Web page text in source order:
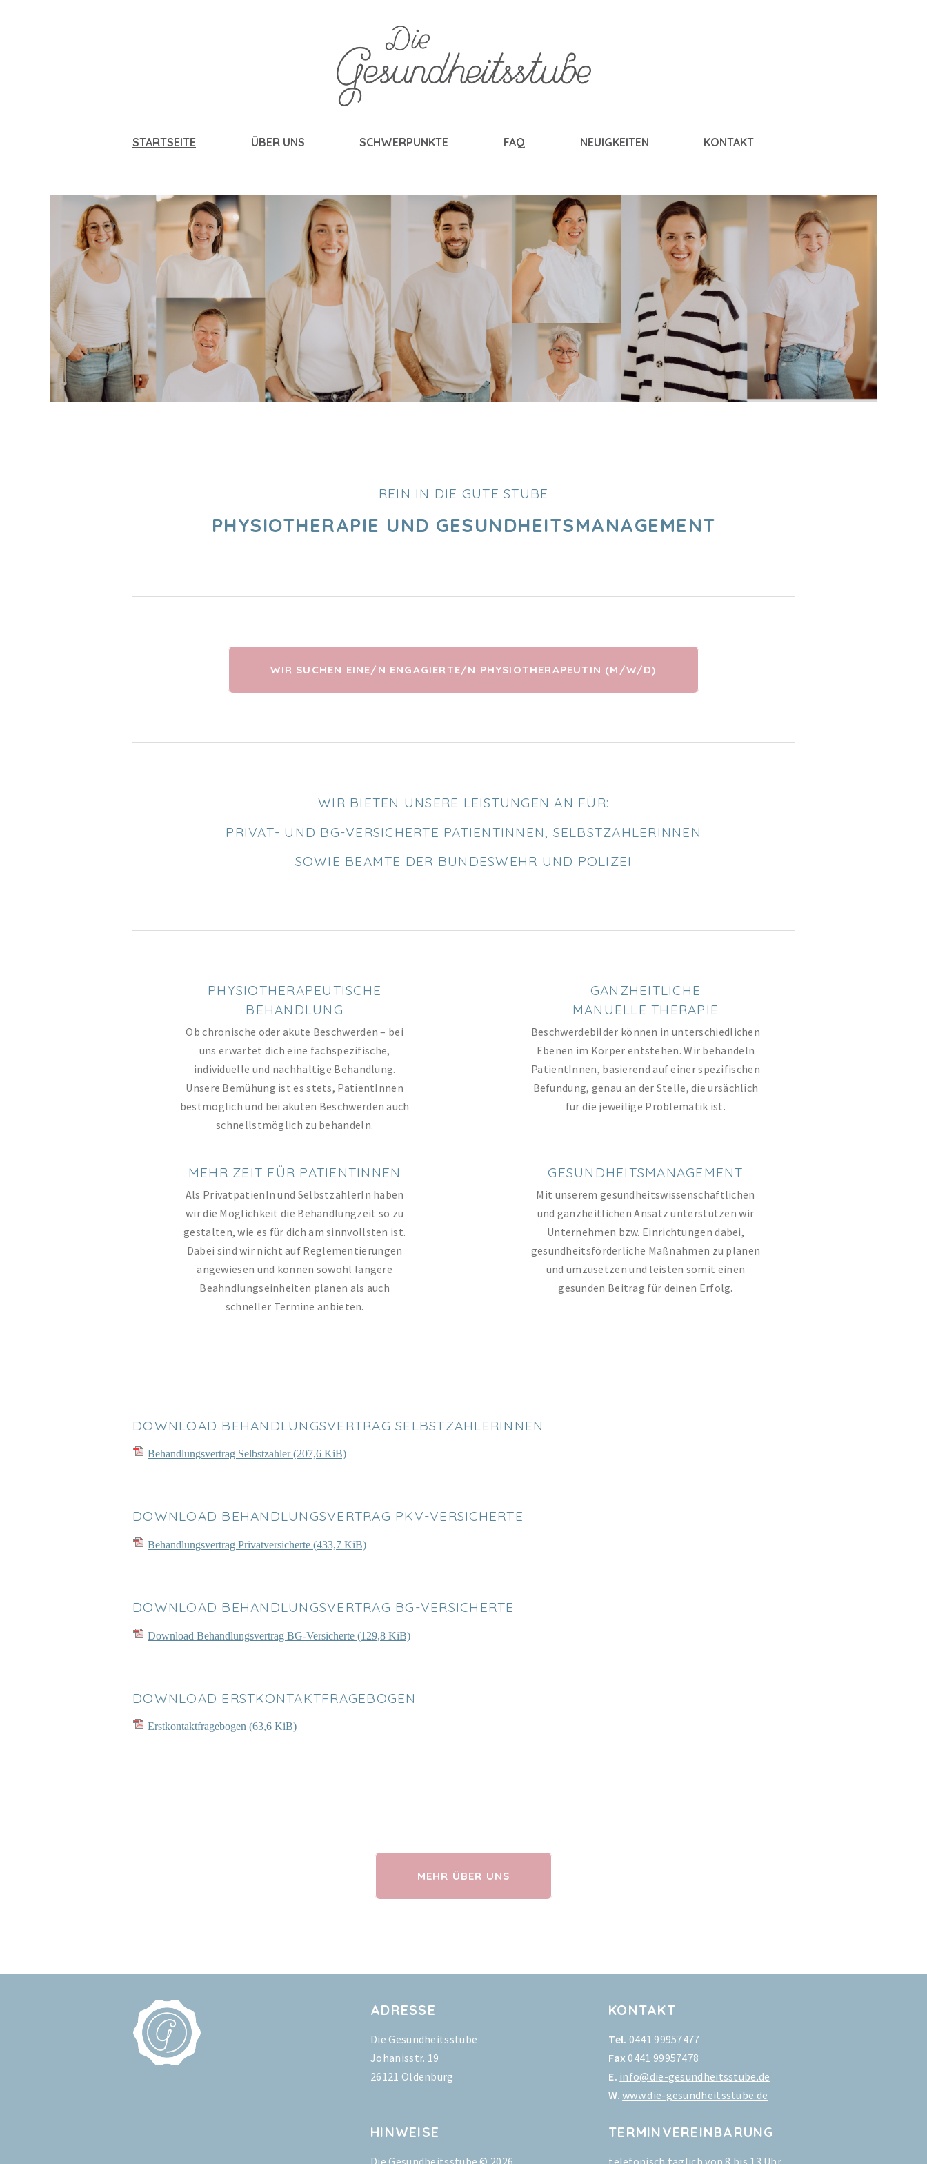
STARTSEITE ÜBER UNS SCHWERPUNKTE FAQ NEUIGKEITEN KONTAKT
REIN IN DIE GUTE STUBE
PHYSIOTHERAPIE UND GESUNDHEITSMANAGEMENT
WIR SUCHEN EINE/N ENGAGIERTE/N PHYSIOTHERAPEUTIN (M/W/D)
WIR BIETEN UNSERE LEISTUNGEN AN FÜR:
PRIVAT- UND BG-VERSICHERTE PATIENTINNEN, SELBSTZAHLERINNEN
SOWIE BEAMTE DER BUNDESWEHR UND POLIZEI
PHYSIOTHERAPEUTISCHE
BEHANDLUNG
Ob chronische oder akute Beschwerden – bei
uns erwartet dich eine fachspezifische,
individuelle und nachhaltige Behandlung.
Unsere Bemühung ist es stets, PatientInnen
bestmöglich und bei akuten Beschwerden auch
schnellstmöglich zu behandeln.
GANZHEITLICHE
MANUELLE THERAPIE
Beschwerdebilder können in unterschiedlichen
Ebenen im Körper entstehen. Wir behandeln
PatientInnen, basierend auf einer spezifischen
Befundung, genau an der Stelle, die ursächlich
für die jeweilige Problematik ist.
MEHR ZEIT FÜR PATIENTINNEN
Als PrivatpatienIn und SelbstzahlerIn haben
wir die Möglichkeit die Behandlungzeit so zu
gestalten, wie es für dich am sinnvollsten ist.
Dabei sind wir nicht auf Reglementierungen
angewiesen und können sowohl längere
Beahndlungseinheiten planen als auch
schneller Termine anbieten.
GESUNDHEITSMANAGEMENT
Mit unserem gesundheitswissenschaftlichen
und ganzheitlichen Ansatz unterstützen wir
Unternehmen bzw. Einrichtungen dabei,
gesundheitsförderliche Maßnahmen zu planen
und umzusetzen und leisten somit einen
gesunden Beitrag für deinen Erfolg.
DOWNLOAD BEHANDLUNGSVERTRAG SELBSTZAHLERINNEN
Behandlungsvertrag Selbstzahler(207,6 KiB)
DOWNLOAD BEHANDLUNGSVERTRAG PKV-VERSICHERTE
Behandlungsvertrag Privatversicherte (433,7 KiB)
DOWNLOAD BEHANDLUNGSVERTRAG BG-VERSICHERTE
Download Behandlungsvertrag BG-Versicherte (129,8 KiB)
DOWNLOAD ERSTKONTAKTFRAGEBOGEN
Erstkontaktfragebogen (63,6 KiB)
MEHR ÜBER UNS
ADRESSE
Die Gesundheitsstube
Johanisstr. 19
26121 Oldenburg
HINWEISE
Die Gesundheitsstube © 2026
KONTAKT
Tel. 0441 99957477
Fax 0441 99957478
E. info@die-gesundheitsstube.de
W. www.die-gesundheitsstube.de
TERMINVEREINBARUNG
telefonisch täglich von 8 bis 13 Uhr